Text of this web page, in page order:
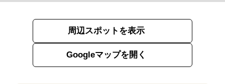
周辺スポットを表示
Googleマップを開く